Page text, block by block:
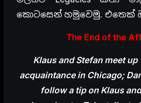
කොටසෙන් හමුවෙමු. එතෙක්
The End of the
Klaus and Stefan meet
acquaintance in Chicago;
follow a tip on Klaus